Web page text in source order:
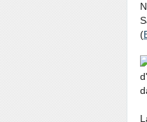
(
d'